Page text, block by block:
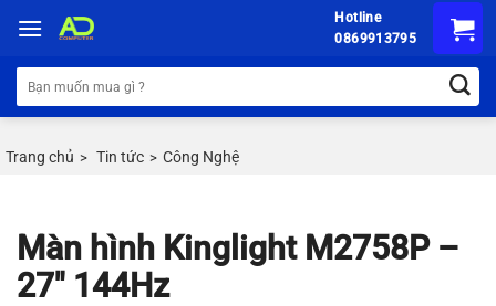
đến
nội
dung
Hotline
0869913795
Tìm
kiếm:
Trang chủ > Tin tức > Công Nghệ
Màn hình Kinglight M2758P –
27″ 144Hz